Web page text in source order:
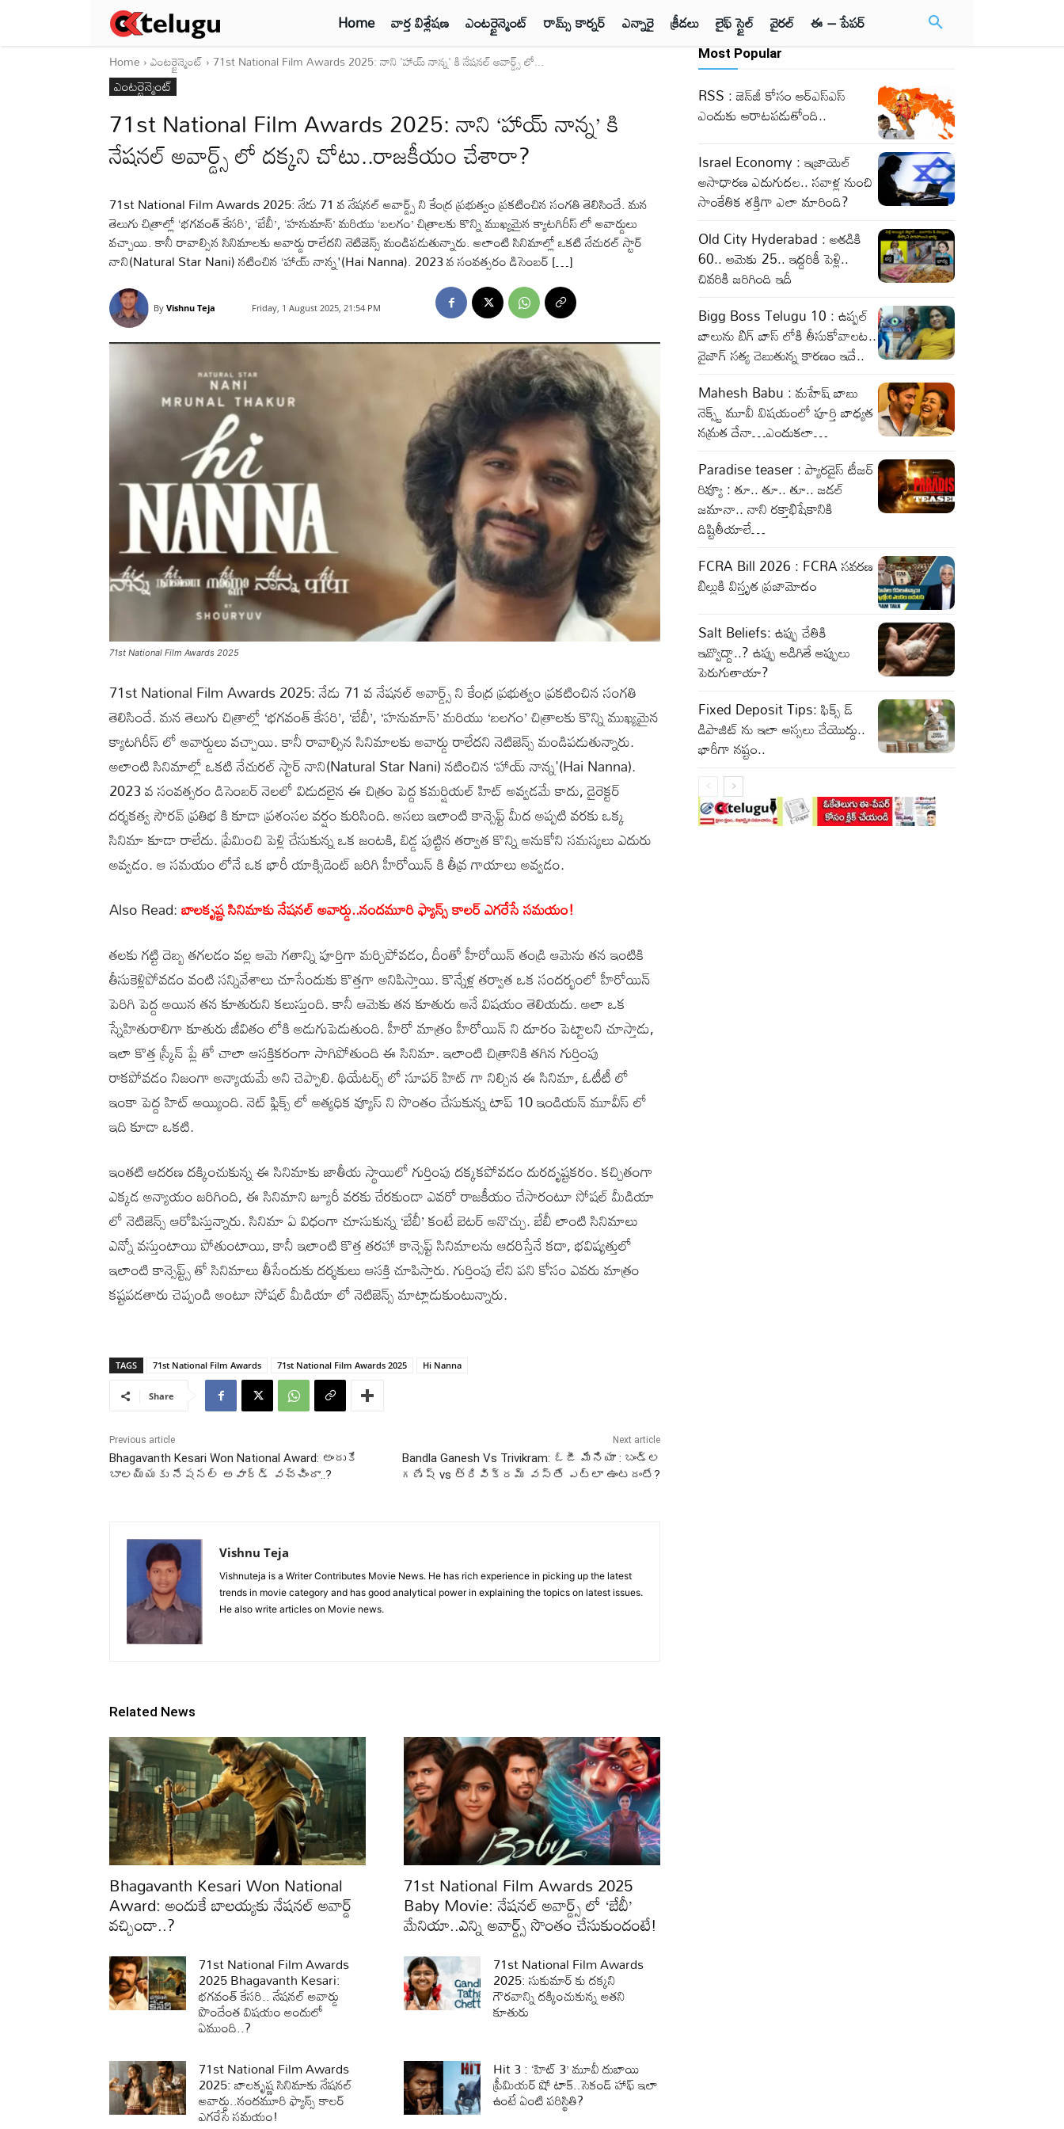
Home వార్త విశ్లేషణ ఎంటర్టైన్మెంట్ రామ్స్ కార్నర్ ఎన్నారై క్రీడలు లైఫ్ స్టైల్ వైరల్ ఈ – పేపర్
Home ఎంటర్టైన్మెంట్ 71st National Film Awards 2025: నాని 'హాయ్ నాన్న' కి నేషనల్ అవార్డ్స్ లో...
ఎంటర్టైన్మెంట్
71st National Film Awards 2025: నాని ‘హాయ్ నాన్న’ కి
నేషనల్ అవార్డ్స్ లో దక్కని చోటు..రాజకీయం చేశారా?
71st National Film Awards 2025: నేడు 71 వ నేషనల్ అవార్డ్స్ ని కేంద్ర ప్రభుత్వం ప్రకటించిన సంగతి తెలిసిందే. మన
తెలుగు చిత్రాల్లో ‘భగవంత్ కేసరి’, ‘బేబీ’, ‘హనుమాన్’ మరియు ‘బలగం’ చిత్రాలకు కొన్ని ముఖ్యమైన క్యాటగిరీస్ లో అవార్డులు
వచ్చాయి. కానీ రావాల్సిన సినిమాలకు అవార్డు రాలేదని నెటిజెన్స్ మండిపడుతున్నారు. అలాంటి సినిమాల్లో ఒకటి నేచురల్ స్టార్
నాని(Natural Star Nani) నటించిన ‘హాయ్ నాన్న'(Hai Nanna). 2023 వ సంవత్సరం డిసెంబర్ […]
By Vishnu Teja Friday, 1 August 2025, 21:54 PM
71st National Film Awards 2025
71st National Film Awards 2025: నేడు 71 వ నేషనల్ అవార్డ్స్ ని కేంద్ర ప్రభుత్వం ప్రకటించిన సంగతి
తెలిసిందే. మన తెలుగు చిత్రాల్లో ‘భగవంత్ కేసరి’, ‘బేబీ’, ‘హనుమాన్’ మరియు ‘బలగం’ చిత్రాలకు కొన్ని ముఖ్యమైన
క్యాటగిరీస్ లో అవార్డులు వచ్చాయి. కానీ రావాల్సిన సినిమాలకు అవార్డు రాలేదని నెటిజెన్స్ మండిపడుతున్నారు.
అలాంటి సినిమాల్లో ఒకటి నేచురల్ స్టార్ నాని(Natural Star Nani) నటించిన ‘హాయ్ నాన్న'(Hai Nanna).
2023 వ సంవత్సరం డిసెంబర్ నెలలో విడుదలైన ఈ చిత్రం పెద్ద కమర్షియల్ హిట్ అవ్వడమే కాదు, డైరెక్టర్
దర్శకత్వ సౌరవ్ ప్రతిభ కి కూడా ప్రశంసల వర్షం కురిసింది. అసలు ఇలాంటి కాన్సెప్ట్ మీద అప్పటి వరకు ఒక్క
సినిమా కూడా రాలేదు. ప్రేమించి పెళ్లి చేసుకున్న ఒక జంటకి, బిడ్డ పుట్టిన తర్వాత కొన్ని అనుకోని సమస్యలు ఎదురు
అవ్వడం. ఆ సమయం లోనే ఒక భారీ యాక్సిడెంట్ జరిగి హీరోయిన్ కి తీవ్ర గాయాలు అవ్వడం.
Also Read:బాలకృష్ణ సినిమాకు నేషనల్ అవార్డు..నందమూరి ఫ్యాన్స్ కాలర్ ఎగరేసే సమయం!
తలకు గట్టి దెబ్బ తగలడం వల్ల ఆమె గతాన్ని పూర్తిగా మర్చిపోవడం, దీంతో హీరోయిన్ తండ్రి ఆమెను తన ఇంటికి
తీసుకెళ్లిపోవడం వంటి సన్నివేశాలు చూసేందుకు కొత్తగా అనిపిస్తాయి. కొన్నేళ్ల తర్వాత ఒక సందర్భంలో హీరోయిన్
పెరిగి పెద్ద అయిన తన కూతురుని కలుస్తుంది. కానీ ఆమెకు తన కూతురు అనే విషయం తెలియదు. అలా ఒక
స్నేహితురాలిగా కూతురు జీవితం లోకి అడుగుపెడుతుంది. హీరో మాత్రం హీరోయిన్ ని దూరం పెట్టాలని చూస్తాడు,
ఇలా కొత్త స్క్రీన్ ప్లే తో చాలా ఆసక్తికరంగా సాగిపోతుంది ఈ సినిమా. ఇలాంటి చిత్రానికి తగిన గుర్తింపు
రాకపోవడం నిజంగా అన్యాయమే అని చెప్పాలి. థియేటర్స్ లో సూపర్ హిట్ గా నిల్చిన ఈ సినిమా, ఓటీటీ లో
ఇంకా పెద్ద హిట్ అయ్యింది. నెట్ ఫ్లిక్స్ లో అత్యధిక వ్యూస్ ని సొంతం చేసుకున్న టాప్ 10 ఇండియన్ మూవీస్ లో
ఇది కూడా ఒకటి.
ఇంతటి ఆదరణ దక్కించుకున్న ఈ సినిమాకు జాతీయ స్థాయిలో గుర్తింపు దక్కకపోవడం దురదృష్టకరం. కచ్చితంగా
ఎక్కడ అన్యాయం జరిగింది, ఈ సినిమాని జ్యూరీ వరకు చేరకుండా ఎవరో రాజకీయం చేసారంటూ సోషల్ మీడియా
లో నెటిజెన్స్ ఆరోపిస్తున్నారు. సినిమా ఏ విధంగా చూసుకున్న ‘బేబీ’ కంటే బెటర్ అనొచ్చు. బేబీ లాంటి సినిమాలు
ఎన్నో వస్తుంటాయి పోతుంటాయి, కానీ ఇలాంటి కొత్త తరహా కాన్సెప్ట్ సినిమాలను ఆదరిస్తేనే కదా, భవిష్యత్తులో
ఇలాంటి కాన్సెప్ట్స్ తో సినిమాలు తీసేందుకు దర్శకులు ఆసక్తి చూపిస్తారు. గుర్తింపు లేని పని కోసం ఎవరు మాత్రం
కష్టపడతారు చెప్పండి అంటూ సోషల్ మీడియా లో నెటిజెన్స్ మాట్లాడుకుంటున్నారు.
TAGS 71st National Film Awards 71st National Film Awards 2025 Hi Nanna
Share
Previous article
Bhagavanth Kesari Won National Award: అందుకే
బాలయ్యకు నేషనల్ అవార్డ్ వచ్చిందా..?
Next article
Bandla Ganesh Vs Trivikram: ఓజీ మేనియా : బండ్ల
గణేష్ vs త్రివిక్రమ్ వస్తే ఎట్లా ఉంటదంటే?
Vishnu Teja
Vishnuteja is a Writer Contributes Movie News. He has rich experience in picking up the latest
trends in movie category and has good analytical power in explaining the topics on latest issues.
He also write articles on Movie news.
Related News
Bhagavanth Kesari Won National
Award: అందుకే బాలయ్యకు నేషనల్ అవార్డ్
వచ్చిందా..?
71st National Film Awards 2025
Baby Movie: నేషనల్ అవార్డ్స్ లో ‘బేబీ’
మేనియా..ఎన్ని అవార్డ్స్ సొంతం చేసుకుందంటే!
71st National Film Awards
2025 Bhagavanth Kesari:
భగవంత్ కేసరి.. నేషనల్ అవార్డు
పొందేంత విషయం అందులో
ఏముంది..?
71st National Film Awards
2025: సుకుమార్ కు దక్కని
గౌరవాన్ని దక్కించుకున్న అతని
కూతురు
71st National Film Awards
2025: బాలకృష్ణ సినిమాకు నేషనల్
అవార్డు..నందమూరి ఫ్యాన్స్ కాలర్
ఎగరేసే సమయం!
Hit 3 : ‘హిట్ 3’ మూవీ దుబాయి
ప్రీమియర్ షో టాక్..సెకండ్ హాఫ్ ఇలా
ఉంటే ఏంటి పరిస్థితి?
Most Popular
RSS : జెన్‌జీ కోసం ఆర్‌ఎస్‌ఎస్‌
ఎందుకు ఆరాటపడుతోంది..
Israel Economy : ఇజ్రాయెల్‌
అసాధారణ ఎదుగుదల.. సవాళ్ల నుంచి
సాంకేతిక శక్తిగా ఎలా మారింది?
Old City Hyderabad : అతడికి
60.. ఆమెకు 25.. ఇద్దరికీ పెళ్లి..
చివరికి జరిగింది ఇదీ
Bigg Boss Telugu 10 : ఉప్పల్
బాలును బిగ్ బాస్ లోకి తీసుకోవాలట..
వైజాగ్ సత్య చెబుతున్న కారణం ఇదే..
Mahesh Babu : మహేష్ బాబు
నెక్స్ట్ మూవీ విషయంలో పూర్తి బాధ్యత
నమ్రత దేనా…ఎందుకలా…
Paradise teaser : ప్యారడైస్ టీజర్
రివ్యూ : తూ.. తూ.. తూ.. జడల్
జమానా.. నాని రక్తాభిషేకానికి
దిష్టితీయాలే…
FCRA Bill 2026 : FCRA సవరణ
బిల్లుకి విస్తృత ప్రజామోదం
Salt Beliefs: ఉప్పు చేతికి
ఇవ్వొద్దా..? ఉప్పు అడిగితే అప్పులు
పెరుగుతాయా?
Fixed Deposit Tips: ఫిక్స్ డ్
డిపాజిట్ ను ఇలా అస్సలు చేయొద్దు..
భారీగా నష్టం..